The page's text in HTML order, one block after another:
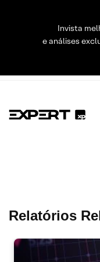
Invista
e análises
Relatórios